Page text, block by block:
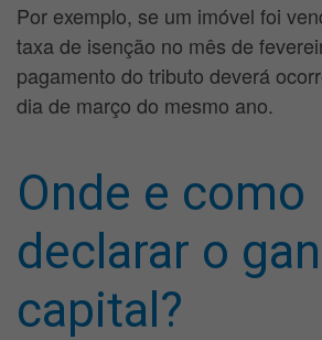
Por exemplo, se um imóvel foi
taxa de isenção no mês de
pagamento do tributo deverá
dia de março do mesmo ano.
Onde e como
declarar o
capital?